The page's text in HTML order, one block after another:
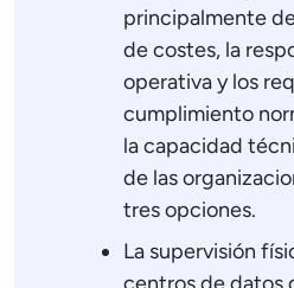
principalmente
de costes, la
operativa y los
cumplimiento
la capacidad
de las
tres opciones.
La supervisión